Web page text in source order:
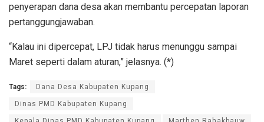
penyerapan dana desa akan membantu percepatan laporan
pertanggungjawaban.
“Kalau ini dipercepat, LPJ tidak harus menunggu sampai
Maret seperti dalam aturan,” jelasnya. (*)
Tags: Dana Desa Kabupaten Kupang
Dinas PMD Kabupaten Kupang